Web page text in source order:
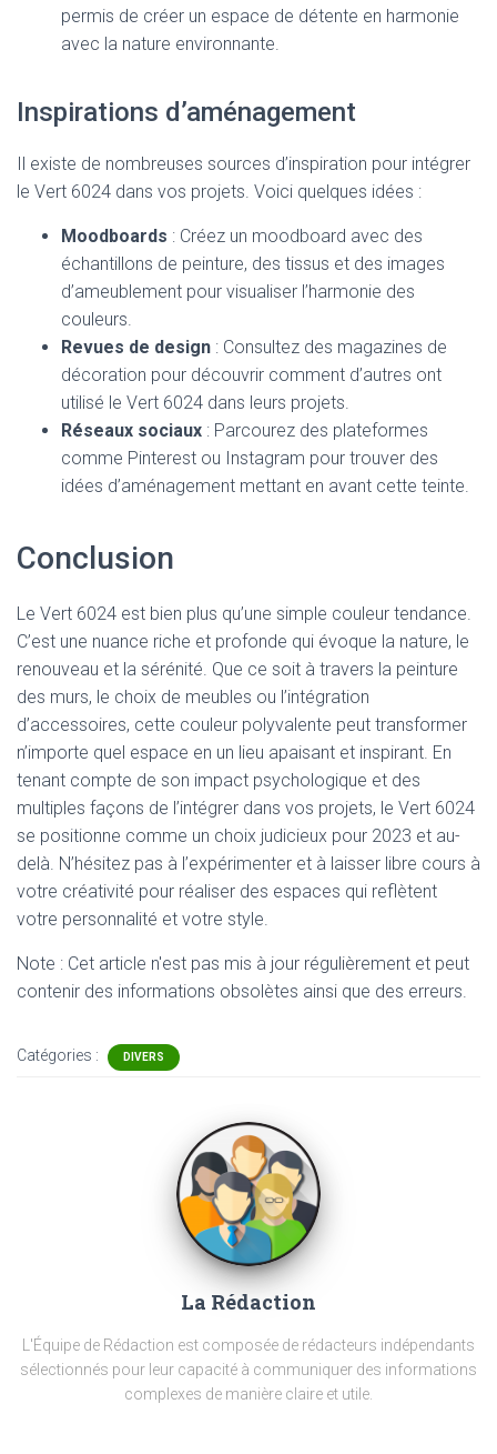
permis de créer un espace de détente en harmonie
avec la nature environnante.
Inspirations d’aménagement
Il existe de nombreuses sources d’inspiration pour intégrer
le Vert 6024 dans vos projets. Voici quelques idées :
Moodboards : Créez un moodboard avec des
échantillons de peinture, des tissus et des images
d’ameublement pour visualiser l’harmonie des
couleurs.
Revues de design : Consultez des magazines de
décoration pour découvrir comment d’autres ont
utilisé le Vert 6024 dans leurs projets.
Réseaux sociaux : Parcourez des plateformes
comme Pinterest ou Instagram pour trouver des
idées d’aménagement mettant en avant cette teinte.
Conclusion
Le Vert 6024 est bien plus qu’une simple couleur tendance.
C’est une nuance riche et profonde qui évoque la nature, le
renouveau et la sérénité. Que ce soit à travers la peinture
des murs, le choix de meubles ou l’intégration
d’accessoires, cette couleur polyvalente peut transformer
n’importe quel espace en un lieu apaisant et inspirant. En
tenant compte de son impact psychologique et des
multiples façons de l’intégrer dans vos projets, le Vert 6024
se positionne comme un choix judicieux pour 2023 et au-
delà. N’hésitez pas à l’expérimenter et à laisser libre cours à
votre créativité pour réaliser des espaces qui reflètent
votre personnalité et votre style.
Note : Cet article n'est pas mis à jour régulièrement et peut
contenir des informations obsolètes ainsi que des erreurs.
Catégories : DIVERS
La Rédaction
L'Équipe de Rédaction est composée de rédacteurs indépendants
sélectionnés pour leur capacité à communiquer des informations
complexes de manière claire et utile.